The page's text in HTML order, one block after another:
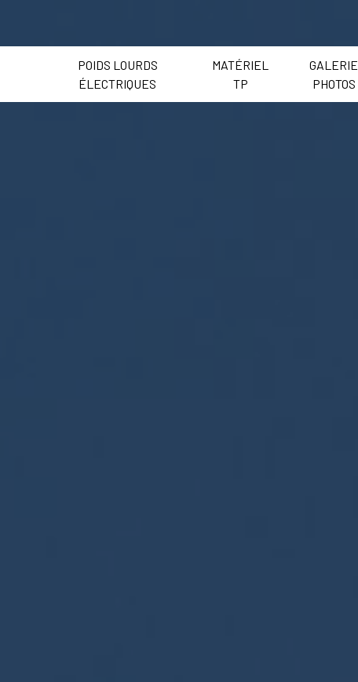
POIDS LOURDS
ÉLECTRIQUES
MATÉRIEL
TP
GALERIE
PHOTOS